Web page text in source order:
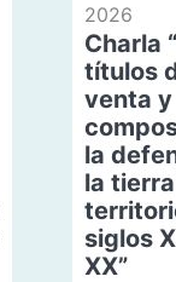
2026
Charla
títulos
venta y
la
la
siglos
XX”